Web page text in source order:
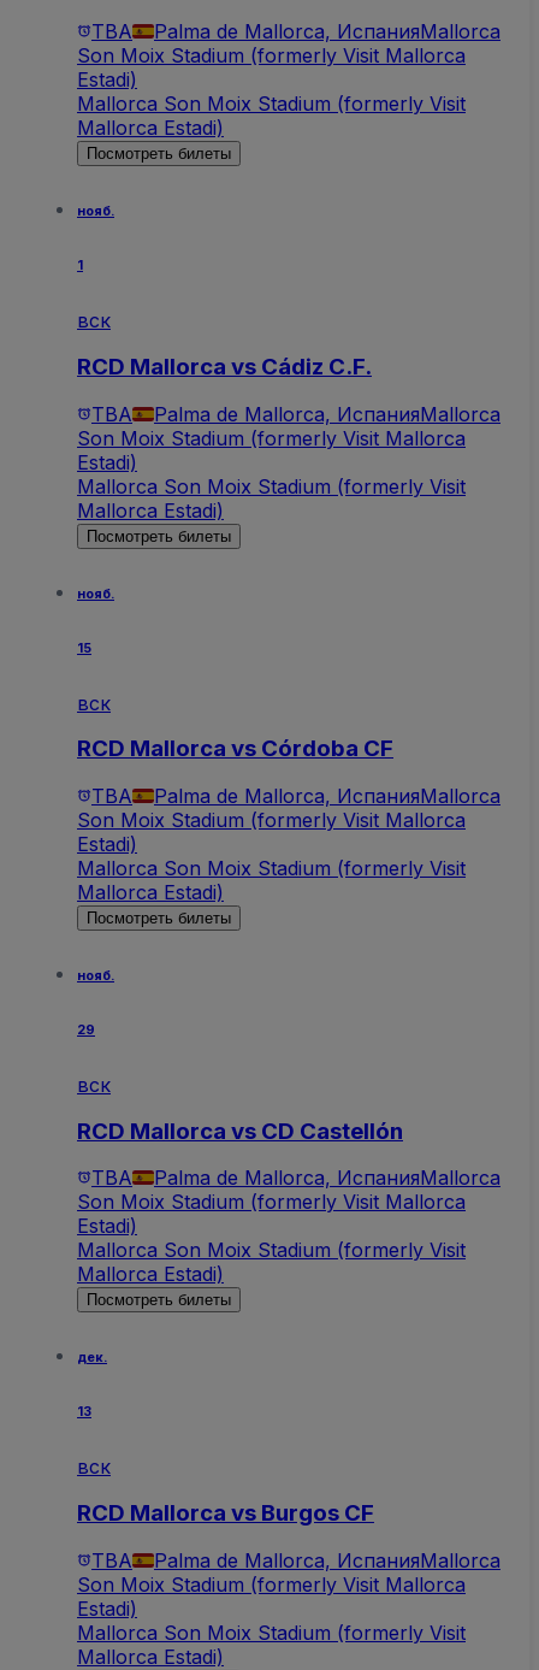
TBA Palma de Mallorca, ИспанияMallorca
Son Moix Stadium (formerly Visit Mallorca
Estadi)
Mallorca Son Moix Stadium (formerly Visit
Mallorca Estadi)
Посмотреть билеты
нояб.
1
вск
RCD Mallorca vs Cádiz C.F.
TBA Palma de Mallorca, ИспанияMallorca
Son Moix Stadium (formerly Visit Mallorca
Estadi)
Mallorca Son Moix Stadium (formerly Visit
Mallorca Estadi)
Посмотреть билеты
нояб.
15
вск
RCD Mallorca vs Córdoba CF
TBA Palma de Mallorca, ИспанияMallorca
Son Moix Stadium (formerly Visit Mallorca
Estadi)
Mallorca Son Moix Stadium (formerly Visit
Mallorca Estadi)
Посмотреть билеты
нояб.
29
вск
RCD Mallorca vs CD Castellón
TBA Palma de Mallorca, ИспанияMallorca
Son Moix Stadium (formerly Visit Mallorca
Estadi)
Mallorca Son Moix Stadium (formerly Visit
Mallorca Estadi)
Посмотреть билеты
дек.
13
вск
RCD Mallorca vs Burgos CF
TBA Palma de Mallorca, ИспанияMallorca
Son Moix Stadium (formerly Visit Mallorca
Estadi)
Mallorca Son Moix Stadium (formerly Visit
Mallorca Estadi)